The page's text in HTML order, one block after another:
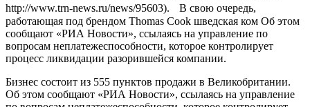
http://www.trn-news.ru/news/95603). В свою очередь,
работающая под брендом Thomas Cook шведская ком Об этом
сообщают «РИА Новости», ссылаясь на управление по
вопросам неплатежеспособности, которое контролирует
процесс ликвидации разорившейся компании.
Бизнес состоит из 555 пунктов продажи в Великобритании.
Об этом сообщают «РИА Новости», ссылаясь на управление